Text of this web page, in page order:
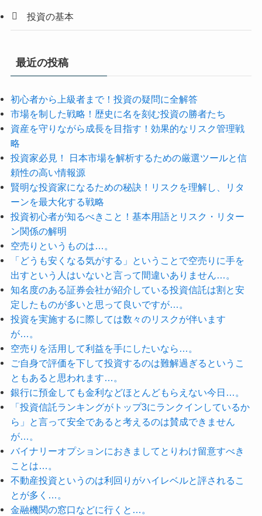
投資の基本
最近の投稿
初心者から上級者まで！投資の疑問に全解答
市場を制した戦略！歴史に名を刻む投資の勝者たち
資産を守りながら成長を目指す！効果的なリスク管理戦
略
投資家必見！ 日本市場を解析するための厳選ツールと信
頼性の高い情報源
賢明な投資家になるための秘訣！リスクを理解し、リタ
ーンを最大化する戦略
投資初心者が知るべきこと！基本用語とリスク・リター
ン関係の解明
空売りというものは…。
「どうも安くなる気がする」ということで空売りに手を
出すという人はいないと言って間違いありません…。
知名度のある証券会社が紹介している投資信託は割と安
定したものが多いと思って良いですが…。
投資を実施するに際しては数々のリスクが伴います
が…。
空売りを活用して利益を手にしたいなら…。
ご自身で評価を下して投資するのは難解過ぎるというこ
ともあると思われます…。
銀行に預金しても金利などほとんどもらえない今日…。
「投資信託ランキングがトップ3にランクインしているか
ら」と言って安全であると考えるのは賛成できません
が…。
バイナリーオプションにおきましてとりわけ留意すべき
ことは…。
不動産投資というのは利回りがハイレベルと評されるこ
とが多く…。
金融機関の窓口などに行くと…。